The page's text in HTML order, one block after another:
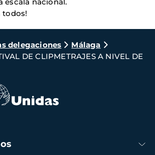
todos!
delegaciones
Málaga
DE CLIPMETRAJES A NIVEL DE